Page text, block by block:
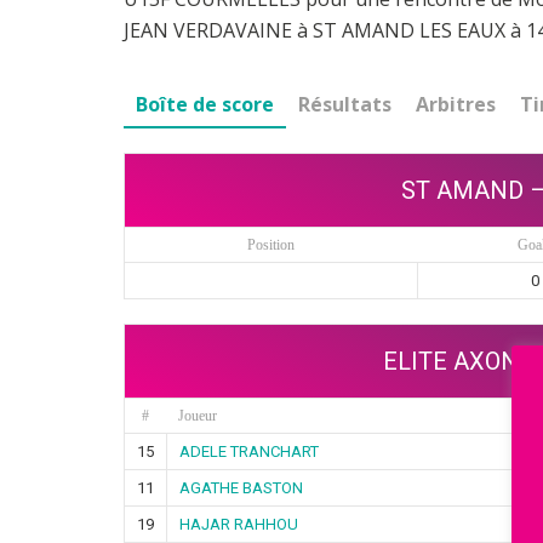
JEAN VERDAVAINE à ST AMAND LES EAUX à
Boîte de score Résultats Arbitres
ST AMAND
Position
0
ELITE
# Joueur
15 ADELE TRANCHART
11
AGATHE BASTON
19
HAJAR RAHHOU